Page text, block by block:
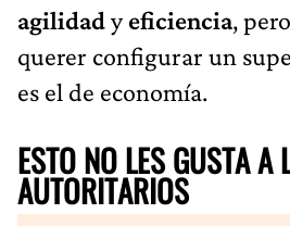
agilidadyeficiencia,
querer configurar un
es el de economía.
ESTO NO LES GUSTA A
AUTORITARIOS